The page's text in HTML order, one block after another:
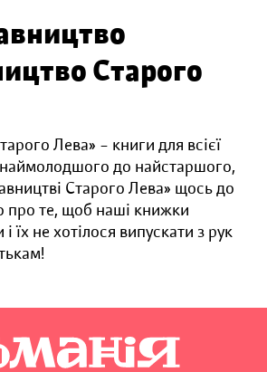
Старого
Лева» – книги для всієї
наймолодшого до найстаршого,
Старого Лева» щось до
про те, щоб наші книжки
їх не хотілося випускати з рук